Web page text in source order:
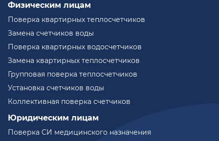
Физическим лицам
Поверка квартирных теплосчетчиков
Замена счетчиков воды
Поверка квартирных водосчетчиков
Замена квартирных теплосчетчиков
Групповая поверка теплосчетчиков
Установка счетчиков воды
Коллективная поверка счетчиков
Юридическим лицам
Поверка СИ медицинского назначения